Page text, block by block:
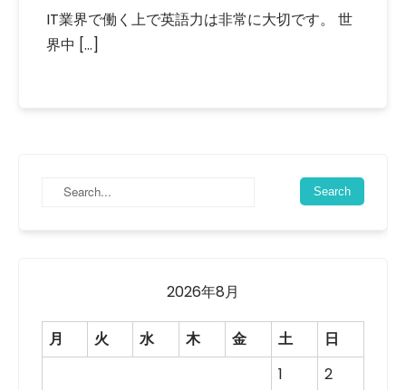
IT業界で働く上で英語力は非常に大切です。 世
界中 […]
2026年8月
月 火 水 木 金 土
日
1
2